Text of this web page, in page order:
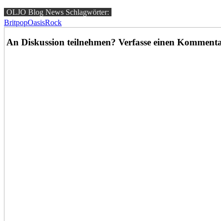
OLJO Blog News Schlagwörter:
BritpopOasisRock
An Diskussion teilnehmen? Verfasse einen